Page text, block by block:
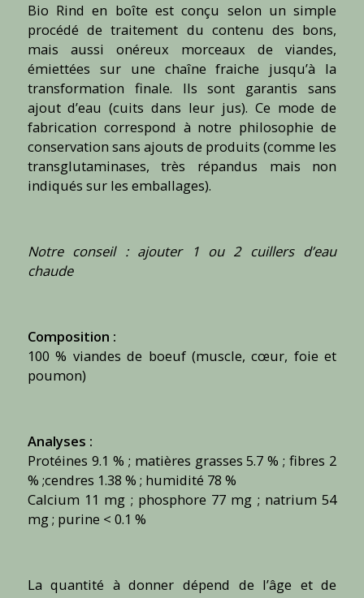
Bio Rind en boîte est conçu selon un simple
procédé de traitement du contenu des bons,
mais aussi onéreux morceaux de viandes,
émiettées sur une chaîne fraiche jusqu’à la
transformation finale. Ils sont garantis sans
ajout d’eau (cuits dans leur jus). Ce mode de
fabrication correspond à notre philosophie de
conservation sans ajouts de produits (comme les
transglutaminases, très répandus mais non
indiqués sur les emballages).
Notre conseil : ajouter 1 ou 2 cuillers d’eau
chaude
Composition :
100 % viandes de boeuf (muscle, cœur, foie et
poumon)
Analyses :
Protéines 9.1 % ; matières grasses 5.7 % ; fibres 2
% ;cendres 1.38 % ; humidité 78 %
Calcium 11 mg ; phosphore 77 mg ; natrium 54
mg ; purine < 0.1 %
La quantité à donner dépend de l’âge et de